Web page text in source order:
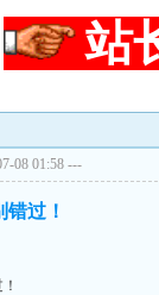
站
08 01:58 ---
过！